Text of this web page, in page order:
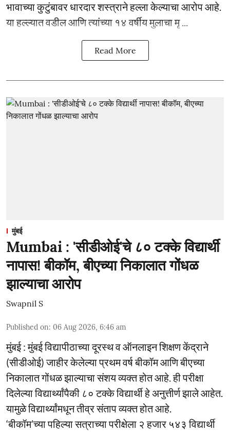
भावाच्या कुटुंबावर धारदार शस्त्राने हल्ला केल्याचा आरोप आहे.
या हल्ल्यात वडील आणि त्यांच्या १४ वर्षीय मुलाचा मृ ...
Read More
मुंबई
Mumbai : 'सीडीओई'चे ८० टक्के विद्यार्थी
नापास! बीकॉम, बीएच्या निकालात गोंधळ
झाल्याचा आरोप
Swapnil S
Published on: 06 Aug 2026, 6:46 am
मुंबई : मुंबई विद्यापीठाच्या दूरस्थ व ऑनलाइन शिक्षण केंद्राने
(सीडीओई) जाहीर केलेल्या प्रथम वर्ष बीकॉम आणि बीएच्या
निकालात गोंधळ झाल्याचा संशय व्यक्त होत आहे. ही परीक्षा
दिलेल्या विद्यार्थ्यांपैकी ८० टक्के विद्यार्थी हे अनुत्तीर्ण झाले आहेत.
यामुळे विद्यार्थ्यांमधून तीव्र संताप व्यक्त होत आहे.
‘बीकॉम’च्या पहिल्या सत्राच्या परीक्षेला २ हजार ५४३ विद्यार्थी